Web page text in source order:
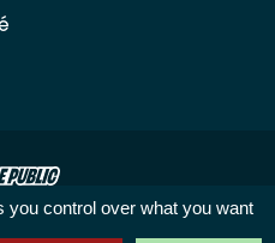
control over what you want